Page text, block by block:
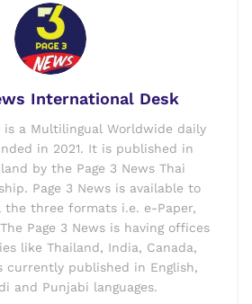
International Desk
is a Multilingual Worldwide daily
in 2021. It is published in
by the Page 3 News Thai
Page 3 News is available to
three formats i.e. e-Paper,
Page 3 News is having offices
like Thailand, India, Canada,
currently published in English,
and Punjabi languages.